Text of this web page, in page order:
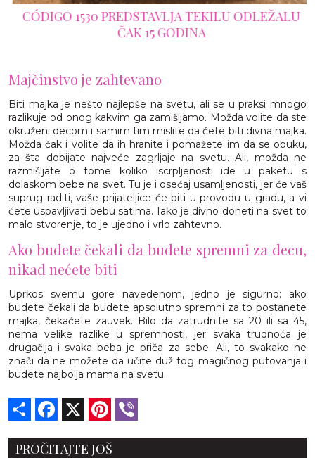
CÓDIGO 1530 PREDSTAVLJA TEKILU ODLEŽALU
ČAK 15 GODINA
Majčinstvo je zahtevano
Biti majka je nešto najlepše na svetu, ali se u praksi mnogo
razlikuje od onog kakvim ga zamišljamo. Možda volite da ste
okruženi decom i samim tim mislite da ćete biti divna majka.
Možda čak i volite da ih hranite i pomažete im da se obuku,
za šta dobijate najveće zagrljaje na svetu. Ali, možda ne
razmišljate o tome koliko iscrpljenosti ide u paketu s
dolaskom bebe na svet. Tu je i osećaj usamljenosti, jer će vaš
suprug raditi, vaše prijateljice će biti u provodu u gradu, a vi
ćete uspavljivati bebu satima. Iako je divno doneti na svet to
malo stvorenje, to je ujedno i vrlo zahtevno.
Ako budete čekali da budete spremni za decu,
nikad nećete biti
Uprkos svemu gore navedenom, jedno je sigurno: ako
budete čekali da budete apsolutno spremni za to postanete
majka, čekaćete zauvek. Bilo da zatrudnite sa 20 ili sa 45,
nema velike razlike u spremnosti, jer svaka trudnoća je
drugačija i svaka beba je priča za sebe. Ali, to svakako ne
znači da ne možete da učite duž tog magičnog putovanja i
budete najbolja mama na svetu.
Share Facebook Pinterest
PROČITAJTE JOŠ